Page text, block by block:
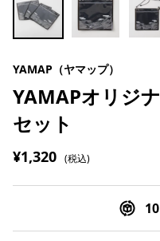
YAMAP（ヤマップ）
YAMAPオリジ
セット
¥1,320 (税込)